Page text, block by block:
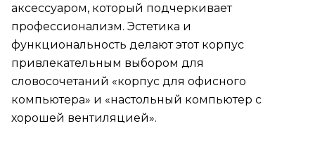
аксессуаром, который подчеркивает
профессионализм. Эстетика и
функциональность делают этот корпус
привлекательным выбором для
словосочетаний «корпус для офисного
компьютера» и «настольный компьютер с
хорошей вентиляцией».